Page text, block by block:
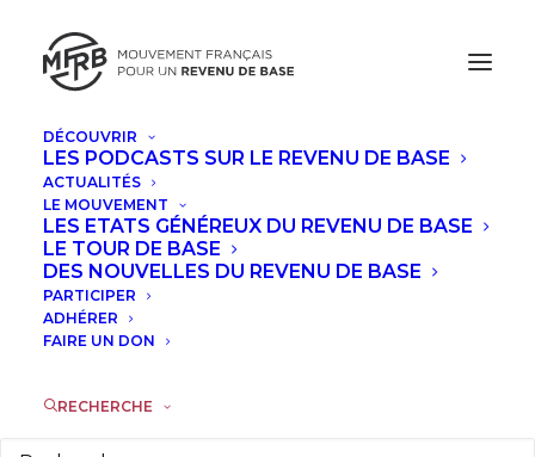
DÉCOUVRIR
LES PODCASTS SUR LE REVENU DE BASE
ACTUALITÉS
LE MOUVEMENT
LES ETATS GÉNÉREUX DU REVENU DE BASE
LE TOUR DE BASE
DES NOUVELLES DU REVENU DE BASE
PARTICIPER
ADHÉRER
FAIRE UN DON
RECHERCHE
D’une économie de
la prédation à une
économie du